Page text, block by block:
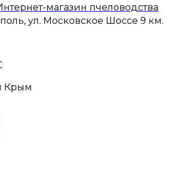
магазин пчеловодства
ул. Московское Шоссе 9 км.
Крым